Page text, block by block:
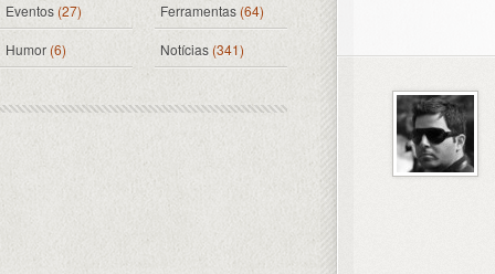
Eventos(27) Ferramentas(64)
Humor (6) Notícias(341)